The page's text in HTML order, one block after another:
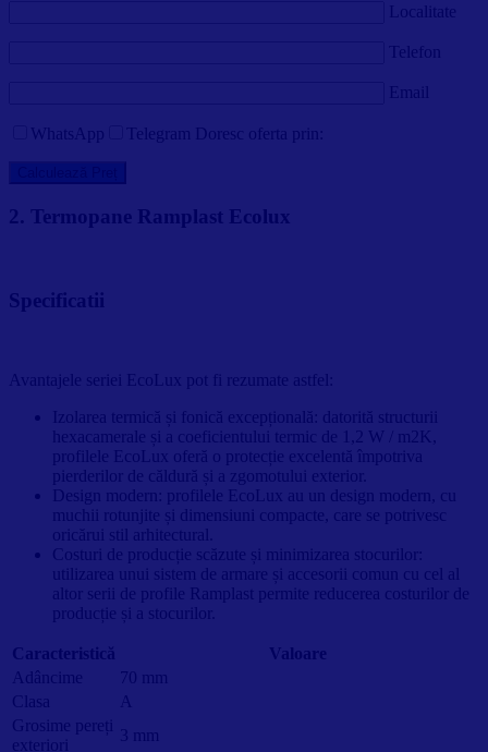
Localitate
Telefon
Email
WhatsApp Telegram Doresc oferta prin:
2. Termopane Ramplast Ecolux
Specificatii
Avantajele seriei EcoLux pot fi rezumate astfel:
Izolarea termică și fonică excepțională: datorită structurii
hexacamerale și a coeficientului termic de 1,2 W / m2K,
profilele EcoLux oferă o protecție excelentă împotriva
pierderilor de căldură și a zgomotului exterior.
Design modern: profilele EcoLux au un design modern, cu
muchii rotunjite și dimensiuni compacte, care se potrivesc
oricărui stil arhitectural.
Costuri de producție scăzute și minimizarea stocurilor:
utilizarea unui sistem de armare și accesorii comun cu cel al
altor serii de profile Ramplast permite reducerea costurilor de
producție și a stocurilor.
Caracteristică
Valoare
Adâncime
70 mm
Clasa
A
Grosime pereți
exteriori
3 mm